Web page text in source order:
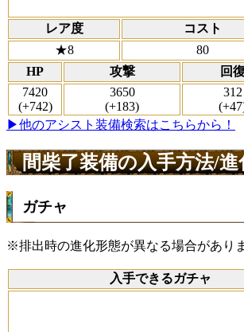
レア度
コスト
★8
80
HP
攻撃
回復
7420
(+742)
3650
(+183)
312
▶他のアシスト装備検索はこちらから！
間柴了装備の入手方法/進
ガチャ
※排出時の進化形態が異なる場合があり
入手できるガチャ